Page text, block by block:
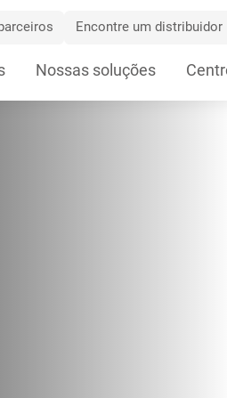
Encontre um distribuidor
Nossas soluções